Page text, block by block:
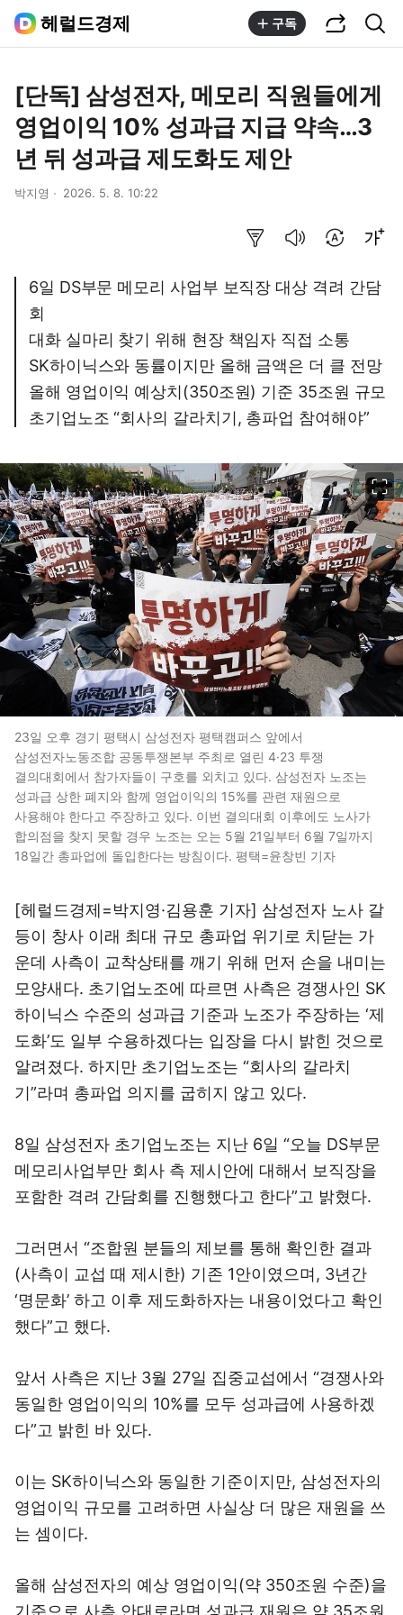
헤럴드경제 구독
[단독] 삼성전자, 메모리 직원들에게
영업이익 10% 성과급 지급 약속…3
년 뒤 성과급 제도화도 제안
박지영 2026. 5. 8. 10:22
6일 DS부문 메모리 사업부 보직장 대상 격려 간담
회
대화 실마리 찾기 위해 현장 책임자 직접 소통
SK하이닉스와 동률이지만 올해 금액은 더 클 전망
올해 영업이익 예상치(350조원) 기준 35조원 규모
초기업노조 “회사의 갈라치기, 총파업 참여해야”
23일 오후 경기 평택시 삼성전자 평택캠퍼스 앞에서
삼성전자노동조합 공동투쟁본부 주최로 열린 4·23 투쟁
결의대회에서 참가자들이 구호를 외치고 있다. 삼성전자 노조는
성과급 상한 폐지와 함께 영업이익의 15%를 관련 재원으로
사용해야 한다고 주장하고 있다. 이번 결의대회 이후에도 노사가
합의점을 찾지 못할 경우 노조는 오는 5월 21일부터 6월 7일까지
18일간 총파업에 돌입한다는 방침이다. 평택=윤창빈 기자
[헤럴드경제=박지영·김용훈 기자] 삼성전자 노사 갈
등이 창사 이래 최대 규모 총파업 위기로 치닫는 가
운데 사측이 교착상태를 깨기 위해 먼저 손을 내미는
모양새다. 초기업노조에 따르면 사측은 경쟁사인 SK
하이닉스 수준의 성과급 기준과 노조가 주장하는 ‘제
도화’도 일부 수용하겠다는 입장을 다시 밝힌 것으로
알려졌다. 하지만 초기업노조는 “회사의 갈라치
기”라며 총파업 의지를 굽히지 않고 있다.
8일 삼성전자 초기업노조는 지난 6일 “오늘 DS부문
메모리사업부만 회사 측 제시안에 대해서 보직장을
포함한 격려 간담회를 진행했다고 한다”고 밝혔다.
그러면서 “조합원 분들의 제보를 통해 확인한 결과
(사측이 교섭 때 제시한) 기존 1안이였으며, 3년간
‘명문화’ 하고 이후 제도화하자는 내용이었다고 확인
했다”고 했다.
앞서 사측은 지난 3월 27일 집중교섭에서 “경쟁사와
동일한 영업이익의 10%를 모두 성과급에 사용하겠
다”고 밝힌 바 있다.
이는 SK하이닉스와 동일한 기준이지만, 삼성전자의
영업이익 규모를 고려하면 사실상 더 많은 재원을 쓰
는 셈이다.
올해 삼성전자의 예상 영업이익(약 350조원 수준)을
기준으로 사측 안대로라면 성과급 재원은 약 35조원